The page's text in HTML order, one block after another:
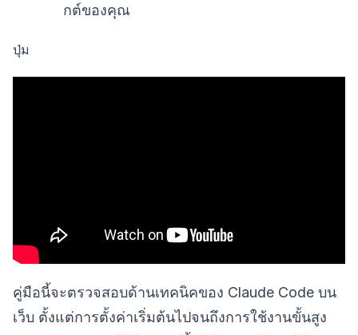
กต์ของคุณ
ปุ่ม
คู่มือนี้จะตรวจสอบด้านเทคนิคของ Claude Code บน
เว็บ ตั้งแต่การตั้งค่าเริ่มต้นไปจนถึงการใช้งานขั้นสูง